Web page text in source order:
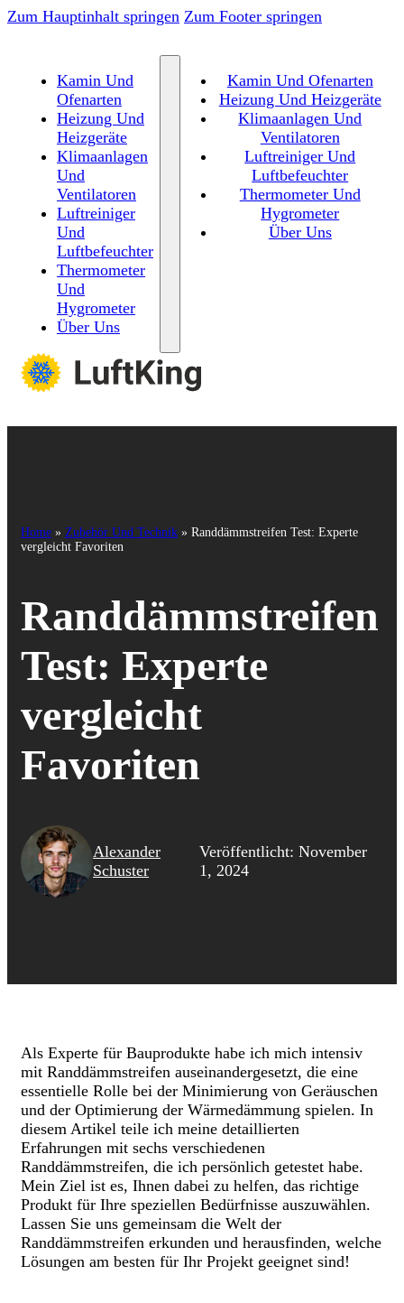
Zum Hauptinhalt springen Zum Footer springen
Kamin Und
Ofenarten
Heizung Und
Heizgeräte
Klimaanlagen
Und
Ventilatoren
Luftreiniger
Und
Luftbefeuchter
Thermometer
Und
Hygrometer
Über Uns
Kamin Und Ofenarten
Heizung Und Heizgeräte
Klimaanlagen Und
Ventilatoren
Luftreiniger Und
Luftbefeuchter
Thermometer Und
Hygrometer
Über Uns
Home » Zubehör Und Technik » Randdämmstreifen Test: Experte
vergleicht Favoriten
Randdämmstreifen
Test: Experte
vergleicht
Favoriten
Alexander
Schuster
Veröffentlicht: November
1, 2024
Als Experte für Bauprodukte habe ich mich intensiv
mit Randdämmstreifen auseinandergesetzt, die eine
essentielle Rolle bei der Minimierung von Geräuschen
und der Optimierung der Wärmedämmung spielen. In
diesem Artikel teile ich meine detaillierten
Erfahrungen mit sechs verschiedenen
Randdämmstreifen, die ich persönlich getestet habe.
Mein Ziel ist es, Ihnen dabei zu helfen, das richtige
Produkt für Ihre speziellen Bedürfnisse auszuwählen.
Lassen Sie uns gemeinsam die Welt der
Randdämmstreifen erkunden und herausfinden, welche
Lösungen am besten für Ihr Projekt geeignet sind!